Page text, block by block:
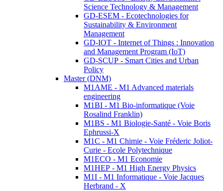
Science Technology & Management
GD-ESEM - Ecotechnologies for
Sustainability & Environment
Management
GD-IOT - Internet of Things : Innovation
and Management Program (IoT)
GD-SCUP - Smart Cities and Urban
Policy
Master (DNM)
M1AME - M1 Advanced materials
engineering
M1BI - M1 Bio-informatique (Voie
Rosalind Franklin)
M1BS - M1 Biologie-Santé - Voie Boris
Ephrussi-X
M1C - M1 Chimie - Voie Fréderic Joliot-
Curie - Ecole Polytechnique
M1ECO - M1 Economie
M1HEP - M1 High Energy Physics
M1I - M1 Informatique - Voie Jacques
Herbrand - X